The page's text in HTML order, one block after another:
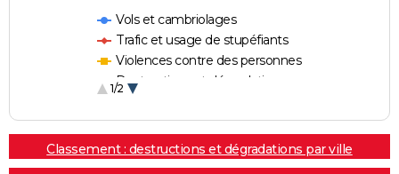
Vols et cambriolages
Trafic et usage de stupéfiants
Violences contre des personnes
Destructions et dégradations
1/2
Classement : destructions et dégradations par ville